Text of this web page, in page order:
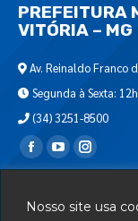
Nosso site usa
PREFEITURA
VITÓRIA – MG
Av. Reinaldo Franco
Segunda à Sexta:
(34) 3251-8500
Encontre-nos em: